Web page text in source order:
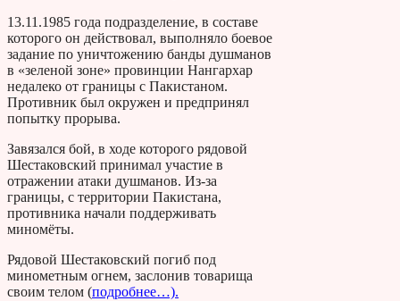
13.11.1985 года подразделение, в составе
которого он действовал, выполняло боевое
задание по уничтожению банды душманов
в «зеленой зоне» провинции Нангархар
недалеко от границы с Пакистаном.
Противник был окружен и предпринял
попытку прорыва.
Завязался бой, в ходе которого рядовой
Шестаковский принимал участие в
отражении атаки душманов. Из-за
границы, с территории Пакистана,
противника начали поддерживать
миномёты.
Рядовой Шестаковский погиб под
минометным огнем, заслонив товарища
своим телом (подробнее…).